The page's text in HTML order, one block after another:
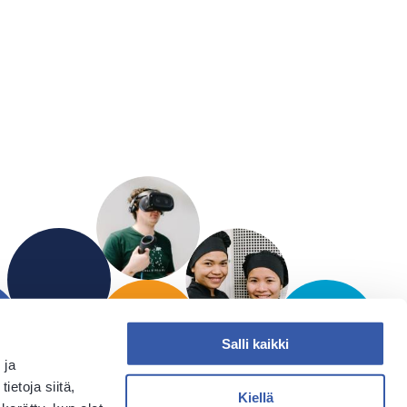
ja
siitä,
Salli kaikki
Kiellä